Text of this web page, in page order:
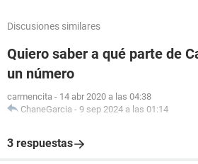
Discusiones similares
Quiero saber a qué parte de
un número
carmencita - 14 abr 2020 a las 04:38
ChaneGarcia - 9 sep 2024 a las 01:14
3 respuestas